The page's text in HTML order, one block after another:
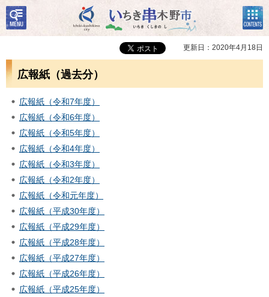
いちき串木野市
検
索・
共通
コン
テン
ツメ
ニュ
更新日：2020年4月18日
広報紙（過去分）
広報紙（令和7年度）
広報紙（令和6年度）
広報紙（令和5年度）
広報紙（令和4年度）
広報紙（令和3年度）
広報紙（令和2年度）
広報紙（令和元年度）
広報紙（平成30年度）
広報紙（平成29年度）
広報紙（平成28年度）
広報紙（平成27年度）
広報紙（平成26年度）
広報紙（平成25年度）